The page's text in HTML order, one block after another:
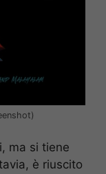
ma si tiene
è riuscito